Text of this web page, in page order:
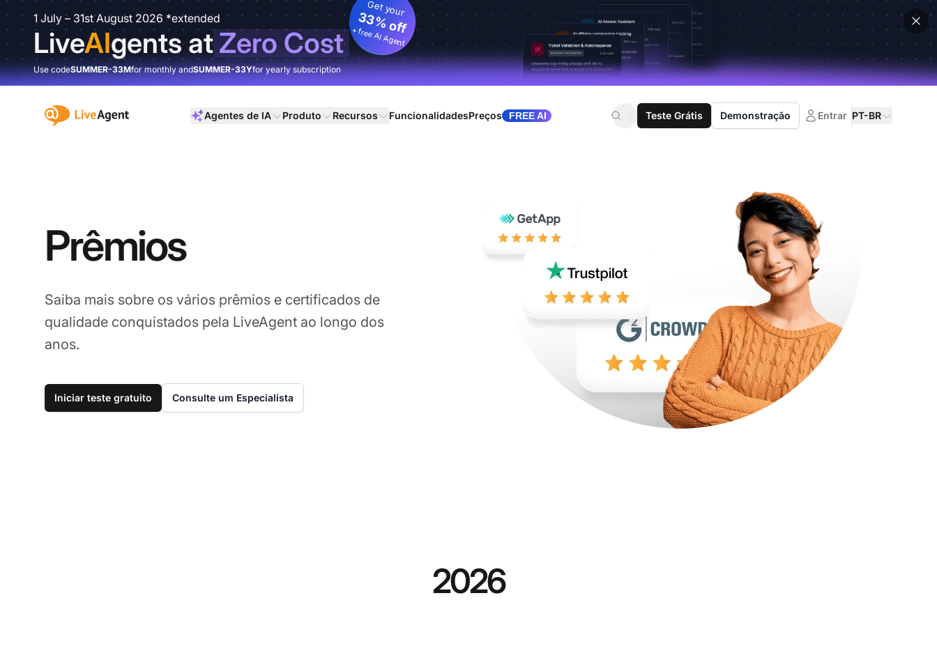
1 July – 31st August 2026 *extended
LiveAIgents atZero Cost
Get your
33% off
+ free AI Agent
Use codeSUMMER-33Mfor monthly andSUMMER-33Yfor yearly subscription
:site.title Agentes de IA Produto Recursos FuncionalidadesPreços FREE AI Teste Grátis Demonstração Entrar PT-BR
Prêmios
Saiba mais sobre os vários prêmios e certificados de
qualidade conquistados pela LiveAgent ao longo dos
anos.
Iniciar teste gratuito Consulte um Especialista
2026